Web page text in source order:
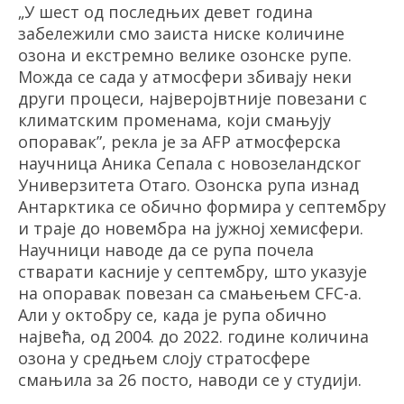
„У шест од последњих девет година
забележили смо заиста ниске количине
озона и екстремно велике озонске рупе.
Можда се сада у атмосфери збивају неки
други процеси, најверојвтније повезани с
климатским променама, који смањују
опоравак”, рекла је за AFP атмосферска
научница Аника Сепала с новозеландског
Универзитета Отаго. Озонска рупа изнад
Антарктика се обично формира у септембру
и траје до новембра на јужној хемисфери.
Научници наводе да се рупа почела
стварати касније у септембру, што указује
на опоравак повезан са смањењем CFC-а.
Али у октобру се, када је рупа обично
највећа, од 2004. до 2022. године количина
озона у средњем слоју стратосфере
смањила за 26 посто, наводи се у студији.